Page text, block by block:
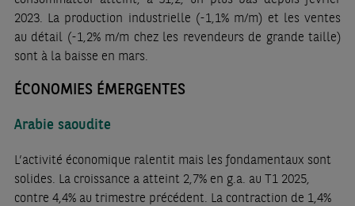
2023. La production industrielle (-1,1% m/m) et les ventes
au détail (-1,2% m/m chez les revendeurs de grande taille)
sont à la baisse en mars.
ÉCONOMIES ÉMERGENTES
Arabie saoudite
L’activité économique ralentit mais les fondamentaux sont
solides. La croissance a atteint 2,7% en g.a. au T1 2025,
contre 4,4% au trimestre précédent. La contraction de 1,4%